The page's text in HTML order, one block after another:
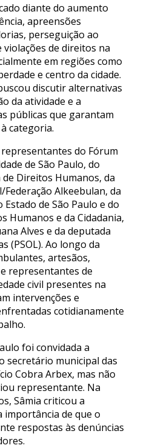
diante do aumento
apreensões
perseguição ao
de direitos na
em regiões como
e centro da cidade.
discutir alternativas
da atividade e a
públicas que garantam
categoria.
do Fórum
de São Paulo, do
Direitos Humanos, da
Alkeebulan, da
de São Paulo e do
Humanos e da Cidadania,
Alves e da deputada
(PSOL). Ao longo da
artesãos,
representantes de
civil presentes na
intervenções e
cotidianamente
foi convidada a
secretário municipal das
Cobra Arbex, mas não
representante. Na
Sâmia criticou a
importância de que o
respostas às denúncias